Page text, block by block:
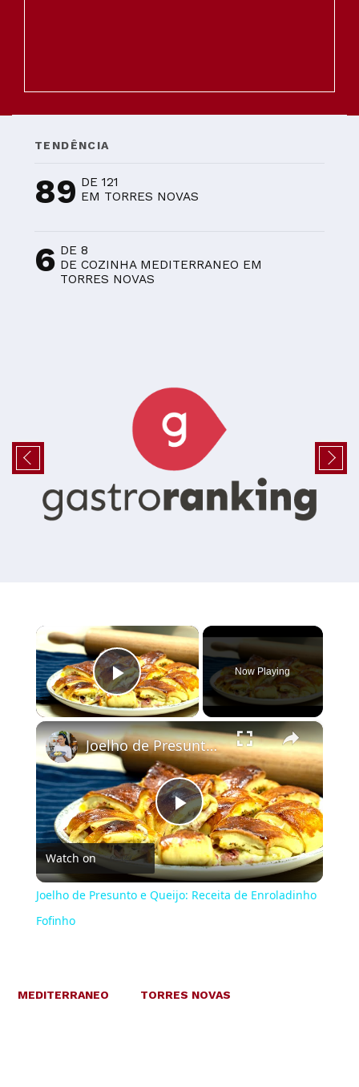
TENDÊNCIA
89 DE 121
EM TORRES NOVAS
6 DE 8
DE COZINHA MEDITERRANEO EM
TORRES NOVAS
×
Play Video
Now Playing
×
Play
Video
Joelho de Presunto e Queijo: Receita de Enroladinho Fofinho
Watch on
Joelho de Presunto e Queijo: Receita de Enroladinho
Fofinho
MEDITERRANEO TORRES NOVAS